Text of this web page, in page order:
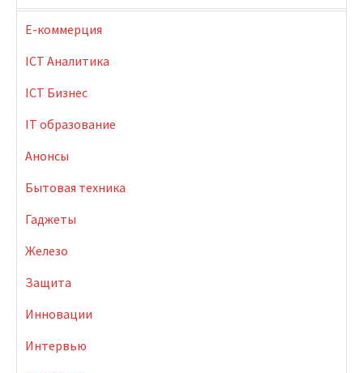
E-коммерция
ICT Аналитика
ICT Бизнес
IT образование
Анонсы
Бытовая техника
Гаджеты
Железо
Защита
Инновации
Интервью